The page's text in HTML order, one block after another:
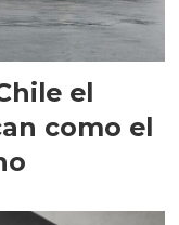
el
como el